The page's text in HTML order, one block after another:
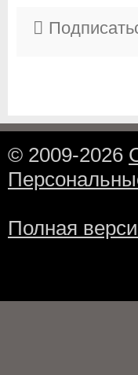
© 2009-2026
Полная